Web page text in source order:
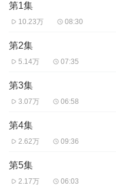
第1集
10.23万 08:30
第2集
5.14万 07:35
第3集
3.07万 06:58
第4集
2.62万 09:36
第5集
2.17万 06:03